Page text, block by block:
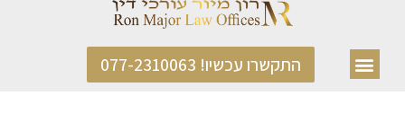
התקשרו עכשיו! 077-2310063